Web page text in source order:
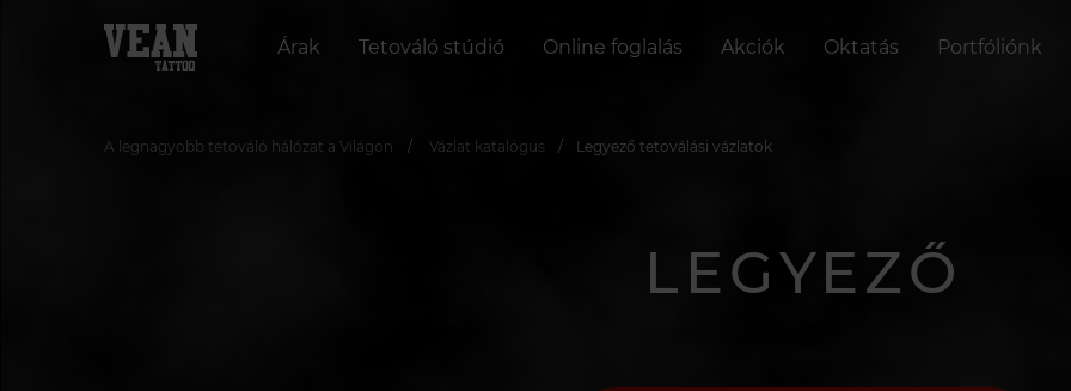
Árak Tetováló stúdió Online foglalás Akciók Oktatás Portfóliónk
A legnagyobb tetováló hálózat a Világon Vázlat katalógus Legyező tetoválási vázlatok
LEGYEZŐ